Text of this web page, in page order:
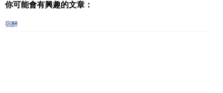
你可能會有興趣的文章：
宿醉